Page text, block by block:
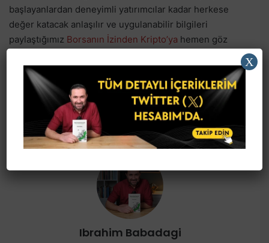
başlayanlardan deneyimli yatırımcılar kadar herkese
değer katacak anlaşılır ve uygulanabilir bilgileri
paylaştığımız Borsanın İzinden Kripto’ya hemen göz
Facebook
X LinkedInReddit E-Posta ile paylaş
Ibrahim Babadagi
X